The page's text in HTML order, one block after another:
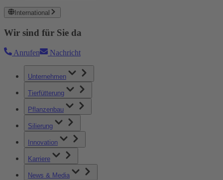
International
Wir sind für Sie da
Anrufen Nachricht
Unternehmen
Tierfütterung
Pflanzenbau
Silierung
Innovation
Karriere
News & Media